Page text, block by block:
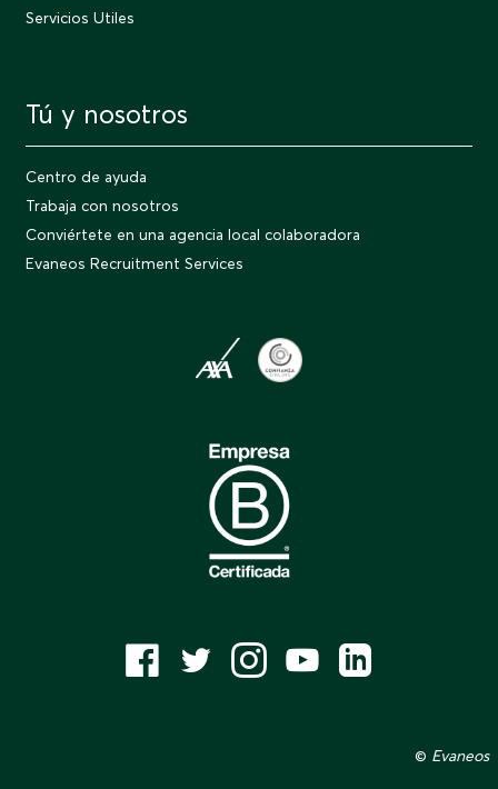
Servicios Utiles
Tú y nosotros
Centro de ayuda
Trabaja con nosotros
Conviértete en una agencia local colaboradora
Evaneos Recruitment Services
© Evaneos